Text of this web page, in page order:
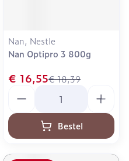
Nan, Nestle
Nan Optipro 3 800g
€ 18,39
€ 16,55
Bestel